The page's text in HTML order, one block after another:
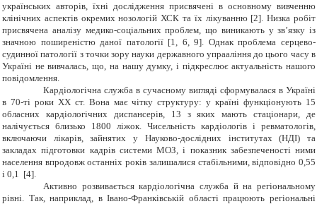
українських авторів, їхні дослідження присвячені в основному вивченню
клінічних аспектів окремих нозологій ХСК та їх лікуванню [2]. Низка робіт
присвячена аналізу медико-соціальних проблем, що виникають у зв’язку із
значною поширеністю даної патології [1, 6, 9]. Однак проблема серцево-
судинної патології з точки зору науки державного упрааління до цього часу в
Україні не вивчалась, що, на нашу думку, і підкреслює актуальність нашого
повідомлення.
Кардіологічна служба в сучасному вигляді сформувалася в Україні
в 70-ті роки ХХ ст. Вона має чітку структуру: у країні функціонують 15
обласних кардіологічних диспансерів, 13 з яких мають стаціонари, де
налічується близько 1800 ліжок. Чисельність кардіологів і ревматологів,
включаючи лікарів, зайнятих у Науково-дослідних інститутах (НДІ) та
закладах підготовки кадрів системи МОЗ, і показник забезпеченості ними
населення впродовж останніх років залишалися стабільними, відповідно 0,55
і 0,1 [4].
Активно розвивається кардіологічна служба й на регіональному
рівні. Так, наприклад, в Івано-Франківській області працюють регіональні